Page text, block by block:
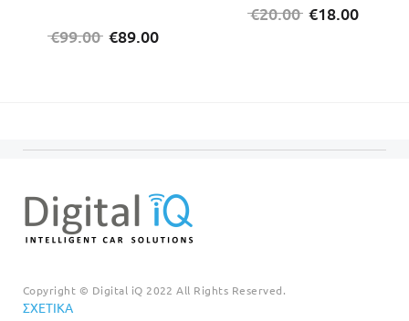
€99.00 Original
€89.00
€20.00 Original
€18.00
Copyright © Digital iQ 2022 All Rights Reserved.
ΣΧΕΤΙΚΆ